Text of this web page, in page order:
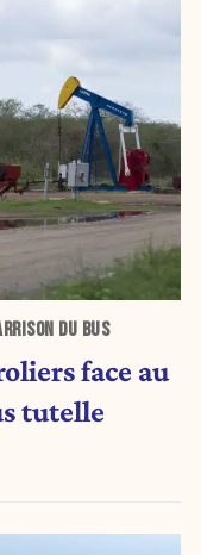
DU BUS
face au
tutelle